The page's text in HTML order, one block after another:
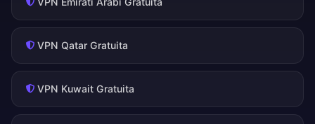
VPN Qatar Gratuita
VPN Kuwait Gratuita